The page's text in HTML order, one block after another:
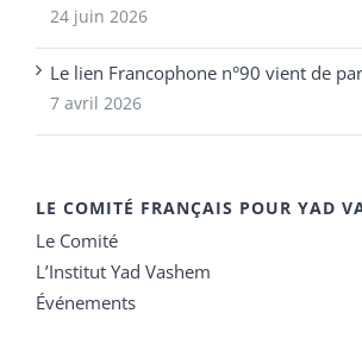
24 juin 2026
Le lien Francophone n°90 vient de
7 avril 2026
LE COMITÉ FRANÇAIS POUR YAD
Le Comité
L’Institut Yad Vashem
Événements